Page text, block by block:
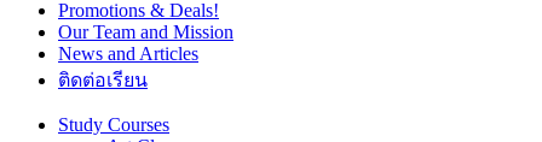
Promotions & Deals!
Our Team and Mission
News and Articles
ติดต่อเรียน
Study Courses